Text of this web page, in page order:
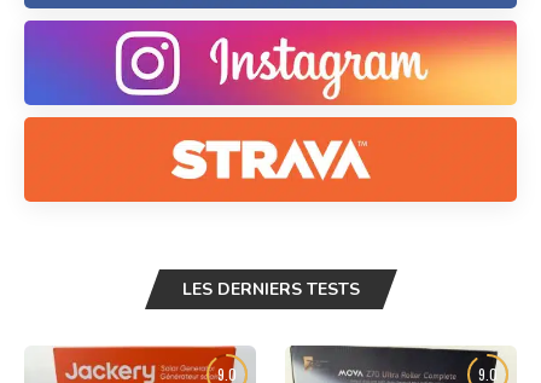
LES DERNIERS TESTS
9.0 9.0